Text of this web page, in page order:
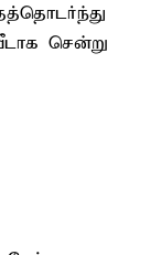
சென்று